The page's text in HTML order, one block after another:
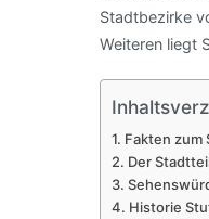
Stadtbezirke
Weiteren liegt
Fakten zum
Der
Historie